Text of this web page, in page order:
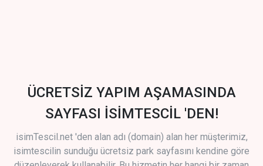
ÜCRETSİZ YAPIM AŞAMASINDA
SAYFASI İSİMTESCİL 'DEN!
isimTescil.net 'den alan adı (domain) alan her müşterimiz,
isimtescilin sunduğu ücretsiz park sayfasını kendine göre